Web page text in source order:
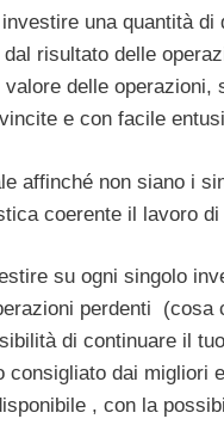
una quantità
risultato delle
delle
e con facile
affinché non siano i
coerente il lavoro
su ogni singolo
perdenti (cosa
di continuare il
consigliato dai migliori
, con la